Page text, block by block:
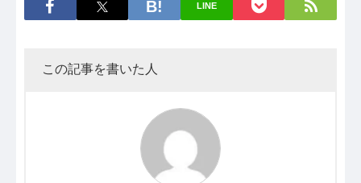
LINE
この記事を書いた人